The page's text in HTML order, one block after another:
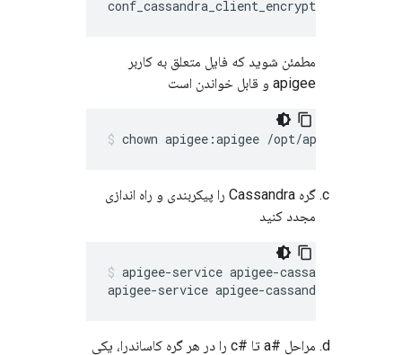
مطمئن شوید که فایل متعلق به کاربر
apigee و قابل خواندن است
گره Cassandra را پیکربندی و راه اندازی
مجدد کنید
apigee-service apigee-cassandra
مراحل #a تا #c را در هر گره کاساندرا، یکی